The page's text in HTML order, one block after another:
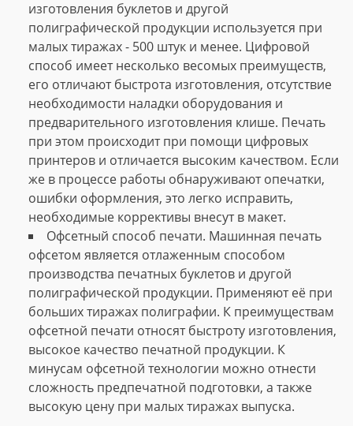
изготовления буклетов и другой
полиграфической продукции используется при
малых тиражах - 500 штук и менее. Цифровой
способ имеет несколько весомых преимуществ,
его отличают быстрота изготовления, отсутствие
необходимости наладки оборудования и
предварительного изготовления клише. Печать
при этом происходит при помощи цифровых
принтеров и отличается высоким качеством. Если
же в процессе работы обнаруживают опечатки,
ошибки оформления, это легко исправить,
необходимые коррективы внесут в макет.
Офсетный способ печати. Машинная печать
офсетом является отлаженным способом
производства печатных буклетов и другой
полиграфической продукции. Применяют её при
больших тиражах полиграфии. К преимуществам
офсетной печати относят быстроту изготовления,
высокое качество печатной продукции. К
минусам офсетной технологии можно отнести
сложность предпечатной подготовки, а также
высокую цену при малых тиражах выпуска.